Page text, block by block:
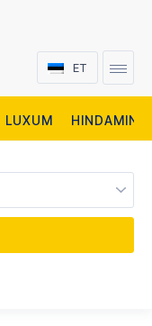
ET
LUXUM HINDAMINE